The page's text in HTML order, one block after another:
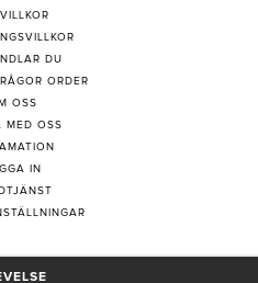
DU
ORDER
OSS
MED OSS
IN
PÅ NYHETSBREV